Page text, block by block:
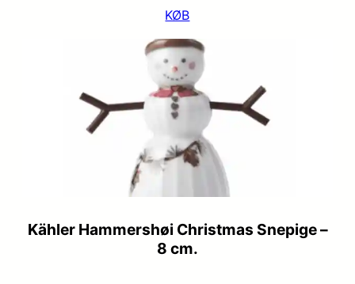
KØB
Kähler Hammershøi Christmas Snepige –
8 cm.